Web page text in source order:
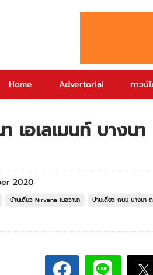
Home Advertorial ทาวน์
เอเลเมนท์ บางน
2020
บ้านเดี่ยว Nirvana เนอวานา บ้านเดี่ยว ถนน บางนา-